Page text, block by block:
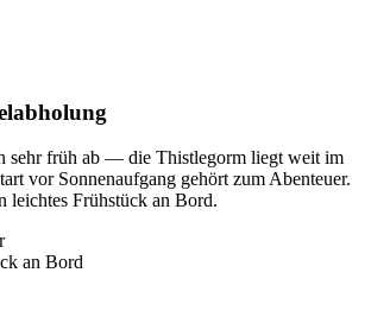
sehr früh ab — die Thistlegorm liegt weit im
vor Sonnenaufgang gehört zum Abenteuer.
leichtes Frühstück an Bord.
an Bord